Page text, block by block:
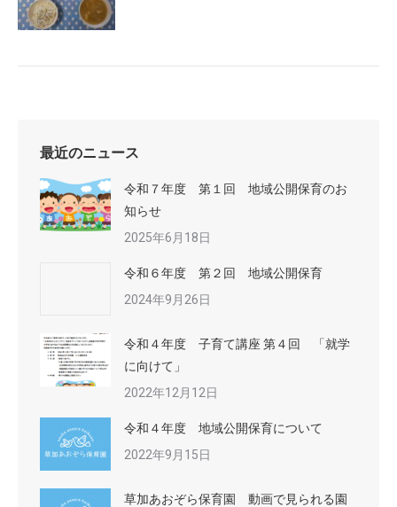
最近のニュース
令和７年度 第１回 地域公開保育のお
知らせ
2025年6月18日
令和６年度 第２回 地域公開保育
2024年9月26日
令和４年度 子育て講座 第４回 「就学
に向けて」
2022年12月12日
令和４年度 地域公開保育について
2022年9月15日
草加あおぞら保育園 動画で見られる園